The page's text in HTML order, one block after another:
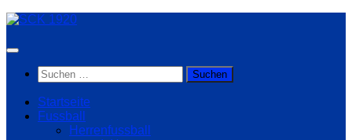
Zum
springen
Suchen
nach:
Startseite
Fussball
Herrenfussball